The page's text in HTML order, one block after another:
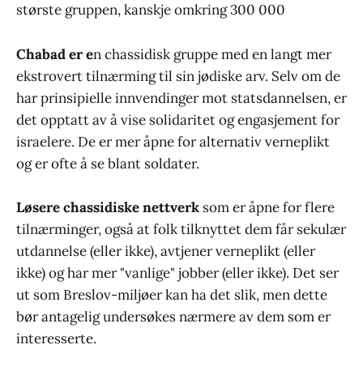
største gruppen, kanskje omkring 300 000
Chabad er en chassidisk gruppe med en langt mer
ekstrovert tilnærming til sin jødiske arv. Selv om de
har prinsipielle innvendinger mot statsdannelsen, er
det opptatt av å vise solidaritet og engasjement for
israelere. De er mer åpne for alternativ verneplikt
og er ofte å se blant soldater.
Løsere chassidiske nettverk som er åpne for flere
tilnærminger, også at folk tilknyttet dem får sekulær
utdannelse (eller ikke), avtjener verneplikt (eller
ikke) og har mer "vanlige" jobber (eller ikke). Det ser
ut som Breslov-miljøer kan ha det slik, men dette
bør antagelig undersøkes nærmere av dem som er
interesserte.